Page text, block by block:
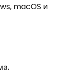
macOS и